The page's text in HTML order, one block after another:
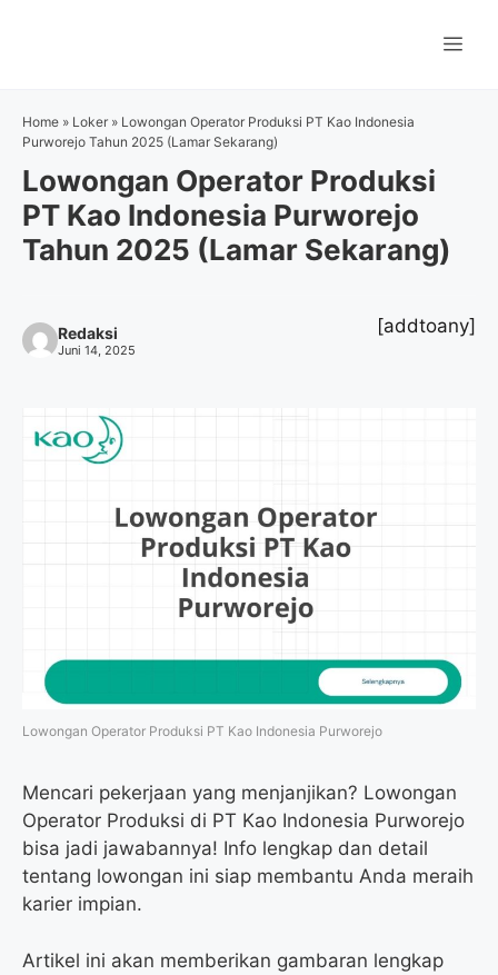
Home » Loker » Lowongan Operator Produksi PT Kao Indonesia
Purworejo Tahun 2025 (Lamar Sekarang)
Lowongan Operator Produksi
PT Kao Indonesia Purworejo
Tahun 2025 (Lamar Sekarang)
Redaksi
Juni 14, 2025
[addtoany]
Lowongan Operator Produksi PT Kao Indonesia Purworejo
Mencari pekerjaan yang menjanjikan? Lowongan
Operator Produksi di PT Kao Indonesia Purworejo
bisa jadi jawabannya! Info lengkap dan detail
tentang lowongan ini siap membantu Anda meraih
karier impian.
Artikel ini akan memberikan gambaran lengkap